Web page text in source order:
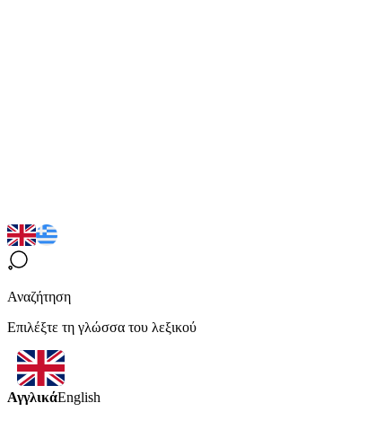
Αναζήτηση
Επιλέξτε τη γλώσσα του λεξικού
ΑγγλικάEnglish